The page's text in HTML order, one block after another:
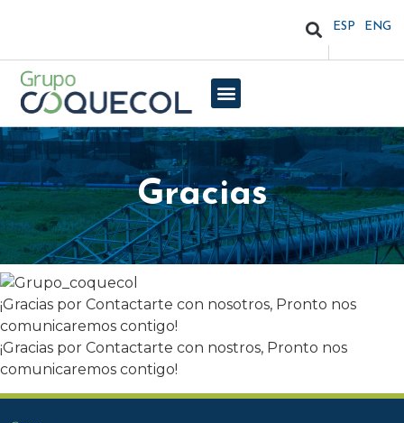
ESP ENG
Gracias
¡Gracias por Contactarte con nosotros, Pronto nos
comunicaremos contigo!
¡Gracias por Contactarte con nostros, Pronto nos
comunicaremos contigo!